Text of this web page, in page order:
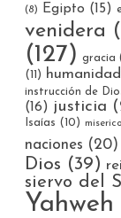
(8)
Egipto (15)
venidera
(127) gracia
(11)
humanidad
instrucción de
(16) justicia
Isaías (10)
naciones (20)
Dios (39)
siervo del
Yahweh